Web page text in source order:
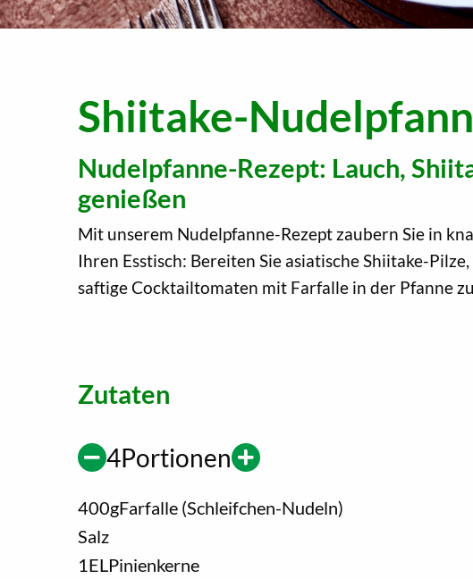
Shiitake-
Nudelpfanne-Rezept: Lauch,
genießen
Mit unserem Nudelpfanne-Rezept zaubern Sie in
Ihren Esstisch: Bereiten Sie asiatische Shiitake-
saftige Cocktailtomaten mit Farfalle in der Pfanne zu.
Zutaten
4Portionen
400gFarfalle (Schleifchen-Nudeln)
Salz
1 EL Pinienkerne